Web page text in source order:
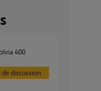
400
discussion